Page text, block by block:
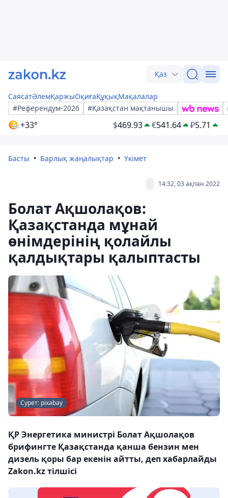
Қаз
СаясатӘлемҚаржыОқиғаҚұқықМақалалар
#Референдум-2026
#Қазақстан мақтанышы
+33° $469.93 €541.64 ₽5.71
Басты Барлық жаңалықтар Үкімет
14:32, 03 ақпан 2022
Болат Ақшолақов:
Қазақстанда мұнай
өнімдерінің қолайлы
қалдықтары қалыптасты
Сурет: pixabay
ҚР Энергетика министрі Болат Ақшолақов
брифингте Қазақстанда қанша бензин мен
дизель қоры бар екенін айтты, деп хабарлайды
Zakon.kz тілшісі